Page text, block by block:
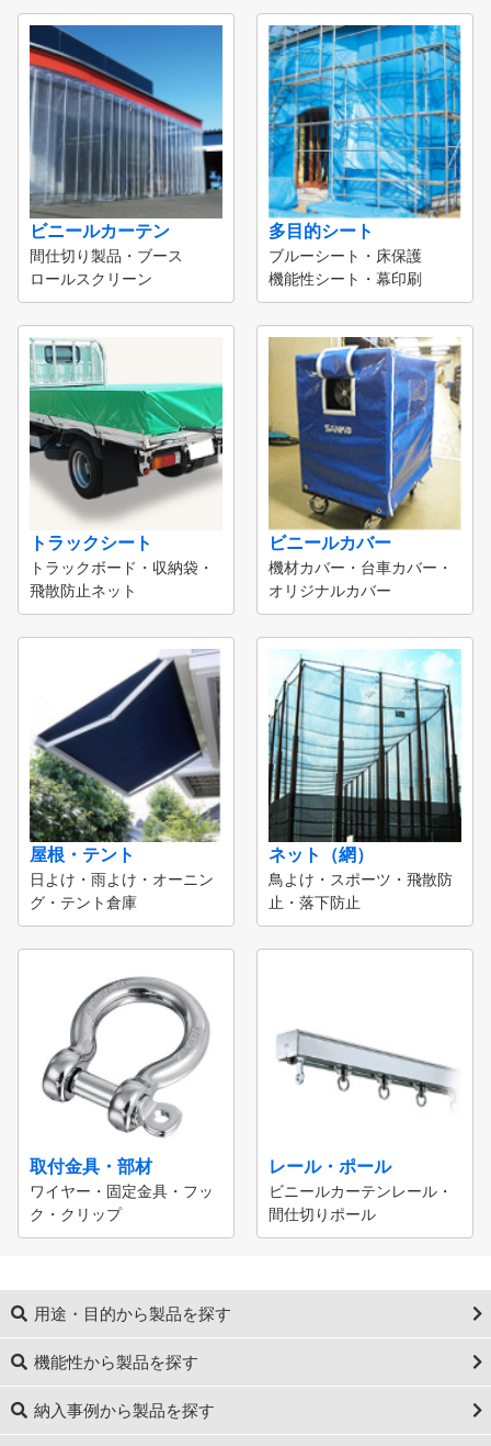
ビニールカーテン
間仕切り製品・ブース
ロールスクリーン
多目的シート
ブルーシート・床保護
機能性シート・幕印刷
トラックシート
トラックボード・収納袋・
飛散防止ネット
ビニールカバー
機材カバー・台車カバー・
オリジナルカバー
屋根・テント
日よけ・雨よけ・オーニン
グ・テント倉庫
ネット（網）
鳥よけ・スポーツ・飛散防
止・落下防止
取付金具・部材
ワイヤー・固定金具・フッ
ク・クリップ
レール・ポール
ビニールカーテンレール・
間仕切りポール
用途・目的から製品を探す
機能性から製品を探す
納入事例から製品を探す